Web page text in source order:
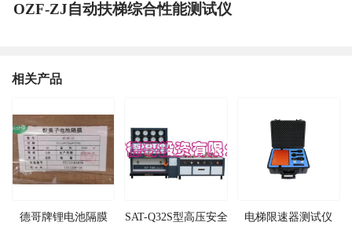
OZF-ZJ自动扶梯综合性能测试仪
相关产品
德哥牌锂电池隔膜
SAT-Q32S型高压安全
电梯限速器测试仪